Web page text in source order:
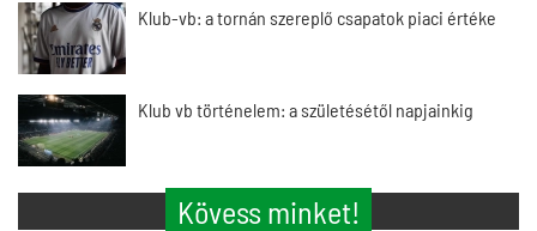
Klub-vb: a tornán szereplő csapatok piaci értéke
Klub vb történelem: a születésétől napjainkig
Kövess minket!